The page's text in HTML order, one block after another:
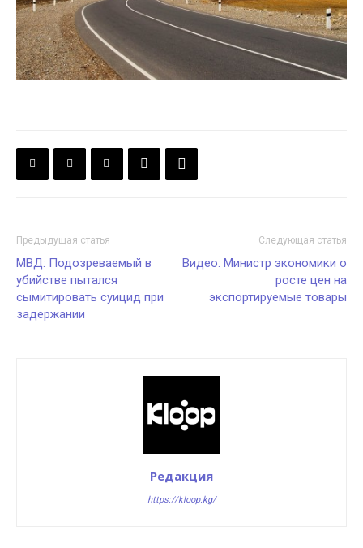
Предыдущая статья
МВД: Подозреваемый в
убийстве пытался
сымитировать суицид при
задержании
Следующая статья
Видео: Министр экономики о
росте цен на
экспортируемые товары
Редакция
https://kloop.kg/